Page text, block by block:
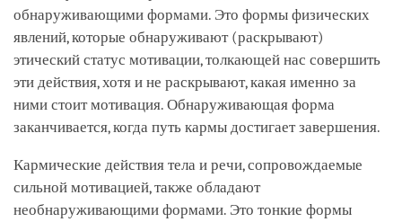
обнаруживающими формами. Это формы физических
явлений, которые обнаруживают (раскрывают)
этический статус мотивации, толкающей нас совершить
эти действия, хотя и не раскрывают, какая именно за
ними стоит мотивация. Обнаруживающая форма
заканчивается, когда путь кармы достигает завершения.
Кармические действия тела и речи, сопровождаемые
сильной мотивацией, также обладают
необнаруживающими формами. Это тонкие формы